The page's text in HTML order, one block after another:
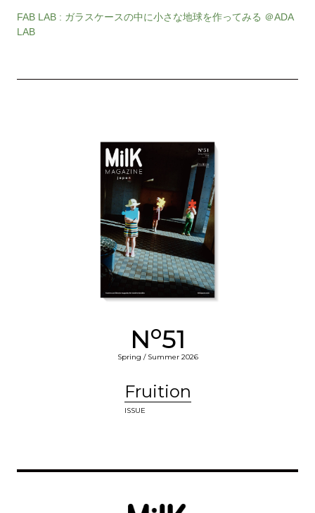
FAB LAB : ガラスケースの中に小さな地球を作ってみる ＠ADA
LAB
No51
Spring / Summer 2026
Fruition
ISSUE